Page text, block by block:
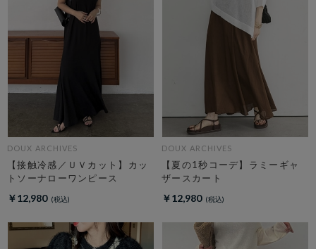
DOUX ARCHIVES
【接触冷感／ＵＶカット】カッ
トソーナローワンピース
￥12,980
DOUX ARCHIVES
【夏の1秒コーデ】ラミーギャ
ザースカート
￥12,980